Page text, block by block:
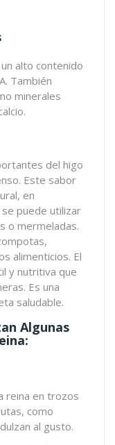
alto contenido
También
minerales
del higo
Este sabor
en
puede utilizar
o mermeladas.
alimenticios. El
y nutritiva que
Es una
saludable.
Algunas
reina en trozos
como
al gusto.